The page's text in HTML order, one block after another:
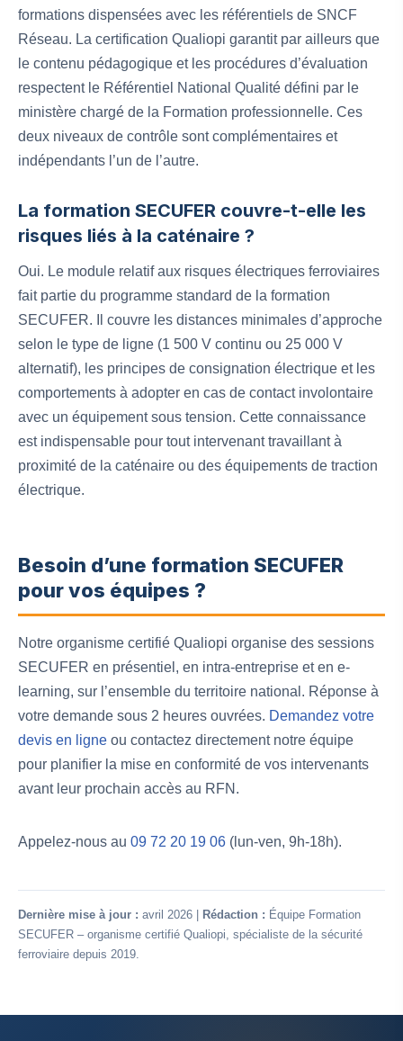
formations dispensées avec les référentiels de SNCF
Réseau. La certification Qualiopi garantit par ailleurs que
le contenu pédagogique et les procédures d’évaluation
respectent le Référentiel National Qualité défini par le
ministère chargé de la Formation professionnelle. Ces
deux niveaux de contrôle sont complémentaires et
indépendants l’un de l’autre.
La formation SECUFER couvre-t-elle les
risques liés à la caténaire ?
Oui. Le module relatif aux risques électriques ferroviaires
fait partie du programme standard de la formation
SECUFER. Il couvre les distances minimales d’approche
selon le type de ligne (1 500 V continu ou 25 000 V
alternatif), les principes de consignation électrique et les
comportements à adopter en cas de contact involontaire
avec un équipement sous tension. Cette connaissance
est indispensable pour tout intervenant travaillant à
proximité de la caténaire ou des équipements de traction
électrique.
Besoin d’une formation SECUFER
pour vos équipes ?
Notre organisme certifié Qualiopi organise des sessions
SECUFER en présentiel, en intra-entreprise et en e-
learning, sur l’ensemble du territoire national. Réponse à
votre demande sous 2 heures ouvrées. Demandez votre
devis en ligne ou contactez directement notre équipe
pour planifier la mise en conformité de vos intervenants
avant leur prochain accès au RFN.
Appelez-nous au 09 72 20 19 06 (lun-ven, 9h-18h).
Dernière mise à jour : avril 2026 | Rédaction : Équipe Formation
SECUFER – organisme certifié Qualiopi, spécialiste de la sécurité
ferroviaire depuis 2019.